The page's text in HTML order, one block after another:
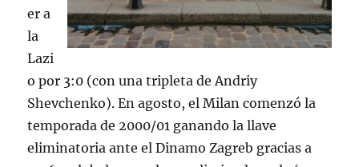
er a
la
Lazi
o por 3:0 (con una tripleta de Andriy
Shevchenko). En agosto, el Milan comenzó la
temporada de 2000/01 ganando la llave
eliminatoria ante el Dinamo Zagreb gracias a